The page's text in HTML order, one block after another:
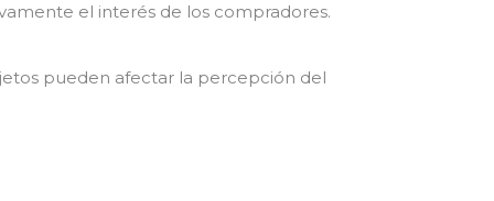
el interés de los compradores.
pueden afectar la percepción del